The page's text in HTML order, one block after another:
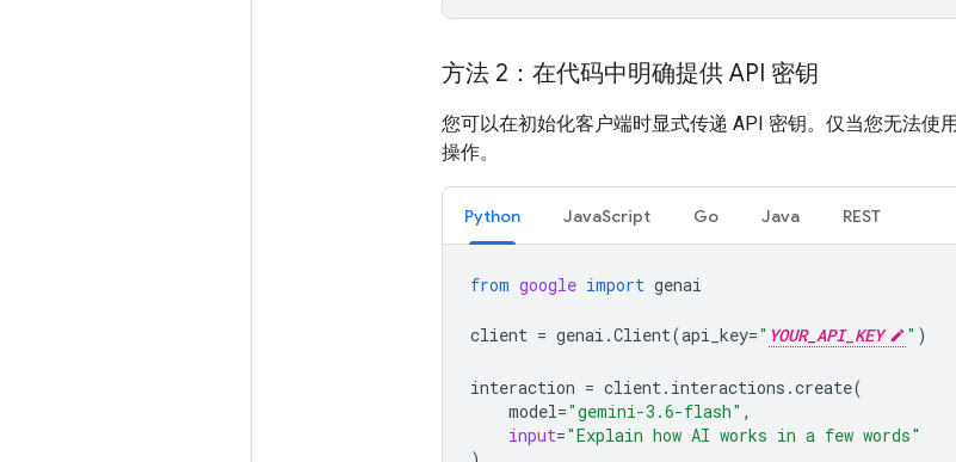
方法 2：在代码中明确提供 API 密钥
您可以在初始化客户端时显式传递 API 密钥。仅当您无法使
操作。
Python JavaScript Go Java REST
from google import genai
client = genai .Client(api_key=" YOUR_API_KEY " )
interaction = client. interactions .create(
model="gemini-3.6-flash" ,
input="Explain how AI works in a few words"